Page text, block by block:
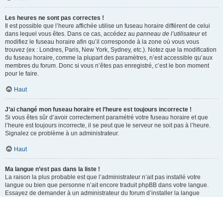
Les heures ne sont pas correctes !
Il est possible que l’heure affichée utilise un fuseau horaire différent de celui
dans lequel vous êtes. Dans ce cas, accédez au panneau de l’utilisateuret
modifiez le fuseau horaire afin qu’il corresponde à la zone où vous vous
trouvez (ex : Londres, Paris, New York, Sydney, etc.). Notez que la modification
du fuseau horaire, comme la plupart des paramètres, n’est accessible qu’aux
membres du forum. Donc si vous n’êtes pas enregistré, c’est le bon moment
pour le faire.
Haut
J’ai changé mon fuseau horaire et l’heure est toujours incorrecte !
Si vous êtes sûr d’avoir correctement paramétré votre fuseau horaire et que
l’heure est toujours incorrecte, il se peut que le serveur ne soit pas à l’heure.
Signalez ce problème à un administrateur.
Haut
Ma langue n’est pas dans la liste !
La raison la plus probable est que l’administrateur n’ait pas installé votre
langue ou bien que personne n’ait encore traduit phpBB dans votre langue.
Essayez de demander à un administrateur du forum d’installer la langue